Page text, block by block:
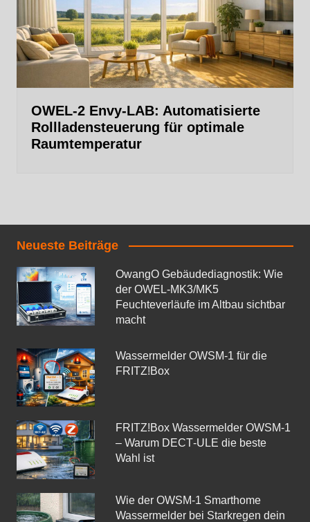
OWEL‑2 Envy‑LAB: Automatisierte
Rollladensteuerung für optimale
Raumtemperatur
Neueste Beiträge
OwangO Gebäudediagnostik: Wie
der OWEL‑MK3/MK5
Feuchteverläufe im Altbau sichtbar
macht
Wassermelder OWSM‑1 für die
FRITZ!Box
FRITZ!Box Wassermelder OWSM-1
– Warum DECT‑ULE die beste
Wahl ist
Wie der OWSM‑1 Smarthome
Wassermelder bei Starkregen dein